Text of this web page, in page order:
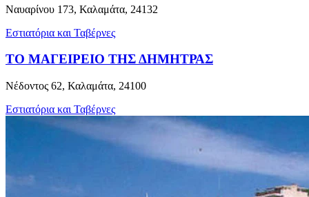
Ναυαρίνου 173, Καλαμάτα, 24132
Εστιατόρια και Ταβέρνες
ΤΟ ΜΑΓΕΙΡΕΙΟ ΤΗΣ ΔΗΜΗΤΡΑΣ
Νέδοντος 62, Καλαμάτα, 24100
Εστιατόρια και Ταβέρνες